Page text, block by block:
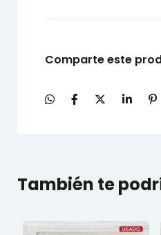
Comparte este
También te